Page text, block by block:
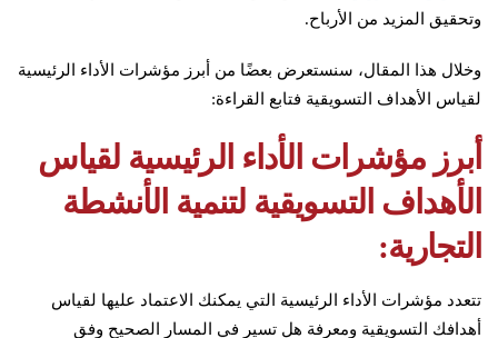
وتحقيق المزيد من الأرباح.
وخلال هذا المقال، سنستعرض بعضًا من أبرز مؤشرات الأداء الرئيسية
لقياس الأهداف التسويقية فتابع القراءة:
أبرز مؤشرات الأداء الرئيسية لقياس
الأهداف التسويقية لتنمية الأنشطة
التجارية:
تتعدد مؤشرات الأداء الرئيسية التي يمكنك الاعتماد عليها لقياس
أهدافك التسويقية ومعرفة هل تسير في المسار الصحيح وفق